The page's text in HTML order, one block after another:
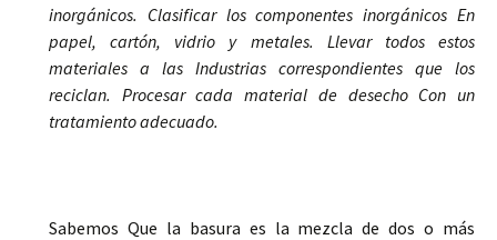
inorgánicos. Clasificar los componentes inorgánicos En
papel, cartón, vidrio y metales. Llevar todos estos
materiales a las Industrias correspondientes que los
reciclan. Procesar cada material de desecho Con un
tratamiento adecuado.
Sabemos Que la basura es la mezcla de dos o más